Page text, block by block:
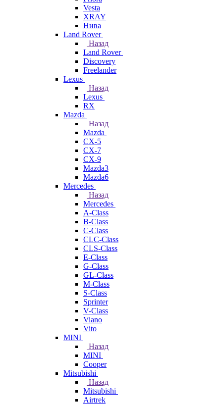
Vesta
XRAY
Нива
Land Rover
Назад
Land Rover
Discovery
Freelander
Lexus
Назад
Lexus
RX
Mazda
Назад
Mazda
CX-5
CX-7
CX-9
Mazda3
Mazda6
Mercedes
Назад
Mercedes
A-Class
B-Class
C-Class
CLC-Class
CLS-Class
E-Class
G-Class
GL-Class
M-Class
S-Class
Sprinter
V-Class
Viano
Vito
MINI
Назад
MINI
Cooper
Mitsubishi
Назад
Mitsubishi
Airtrek